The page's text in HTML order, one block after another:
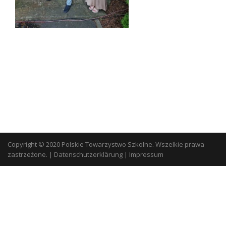
Copyright © 2020 Polskie Towarzystwo Szkolne. Wszelkie prawa
zastrzeżone. | Datenschutzerklärung | Impressum